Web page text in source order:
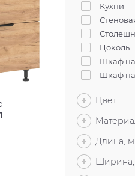
Кухни
Цоколь
Шкаф
Шкаф
Цвет
Длина,